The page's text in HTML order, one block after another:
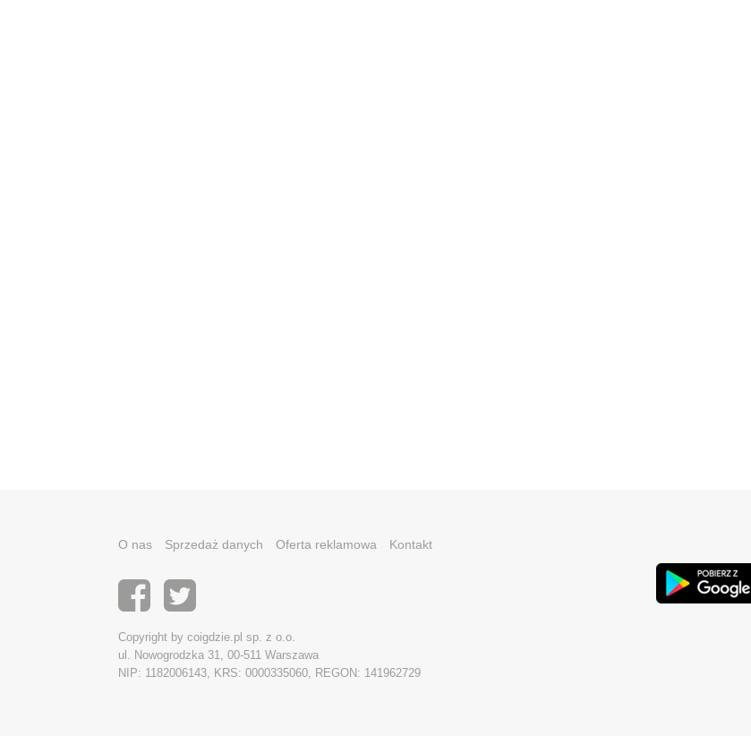
O nas Sprzedaż danych Oferta reklamowa Kontakt
Copyright by coigdzie.pl sp. z o.o.
ul. Nowogrodzka 31, 00-511 Warszawa
NIP: 1182006143, KRS: 0000335060, REGON: 141962729